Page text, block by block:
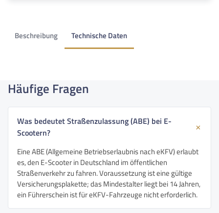
Beschreibung Technische Daten
Häufige Fragen
Was bedeutet Straßenzulassung (ABE) bei E-
Scootern?
Eine ABE (Allgemeine Betriebserlaubnis nach eKFV) erlaubt
es, den E-Scooter in Deutschland im öffentlichen
Straßenverkehr zu fahren. Voraussetzung ist eine gültige
Versicherungsplakette; das Mindestalter liegt bei 14 Jahren,
ein Führerschein ist für eKFV-Fahrzeuge nicht erforderlich.